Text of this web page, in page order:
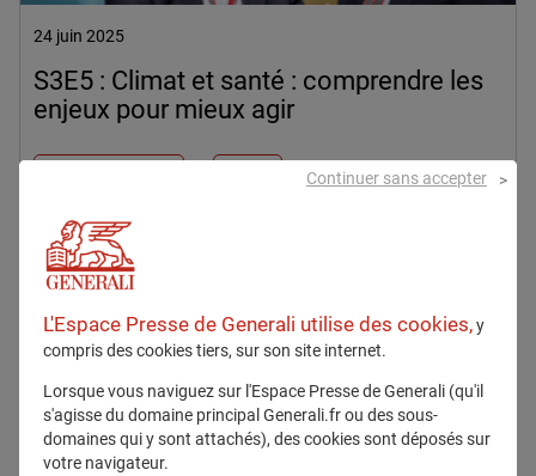
24 juin 2025
S3E5 : Climat et santé : comprendre les
enjeux pour mieux agir
Communiqués
L'Espace Presse de Generali utilise des cookies,y
compris des cookies tiers, sur son site internet.
Lorsque vous naviguez sur l'Espace Presse de Generali (qu'il
s'agisse du domaine principal Generali.fr ou des sous-
domaines qui y sont attachés), des cookies sont déposés sur
votre navigateur.
Continuer sans accepter